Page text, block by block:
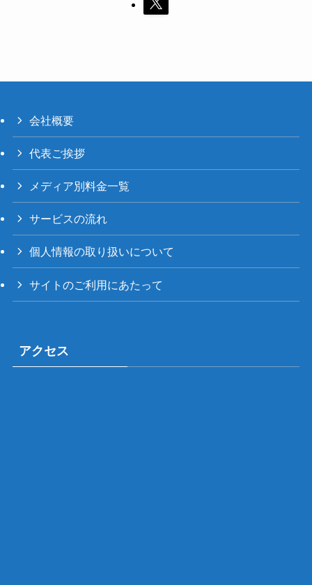
会社概要
代表ご挨拶
メディア別料金一覧
サービスの流れ
個人情報の取り扱いについて
サイトのご利用にあたって
アクセス